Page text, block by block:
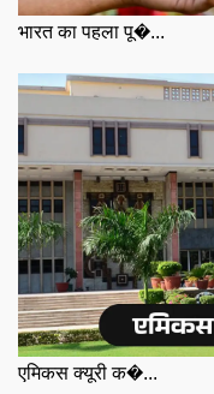
भारत का पहला पू�...
एमिकस क्यूरी क�...